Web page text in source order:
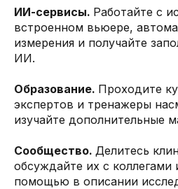
ИИ-сервисы. Работайте с
встроенном вьюере,
измерения и получайте
ИИ.
Образование. Проходите
экспертов и тренажеры
изучайте дополнительные
Сообщество. Делитесь
обсуждайте их с коллегами
помощью в описании